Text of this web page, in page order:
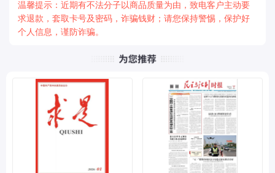
温馨提示：近期有不法分子以商品质量为由，致电客户主动要
求退款，套取卡号及密码，诈骗钱财；请您保持警惕，保护好
个人信息，谨防诈骗。